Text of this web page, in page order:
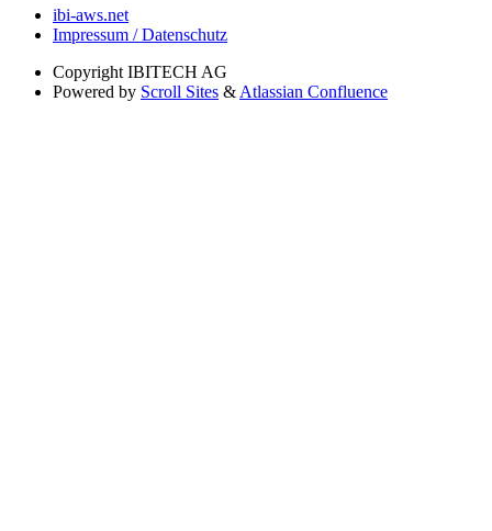
ibi-aws.net
Impressum / Datenschutz
Copyright IBITECH AG
Powered by Scroll Sites & Atlassian Confluence